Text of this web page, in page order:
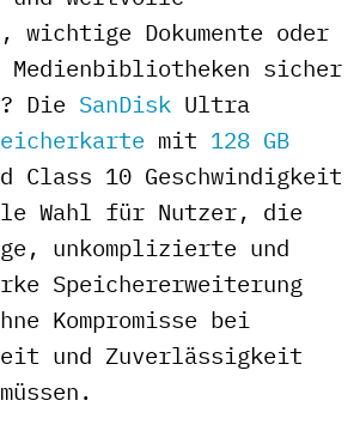
wichtige Dokumente oder
Medienbibliotheken sicher
Die SanDisk Ultra
mit 128 GB
Class 10 Geschwindigkeit
Wahl für Nutzer, die
unkomplizierte und
Speichererweiterung
Kompromisse bei
und Zuverlässigkeit